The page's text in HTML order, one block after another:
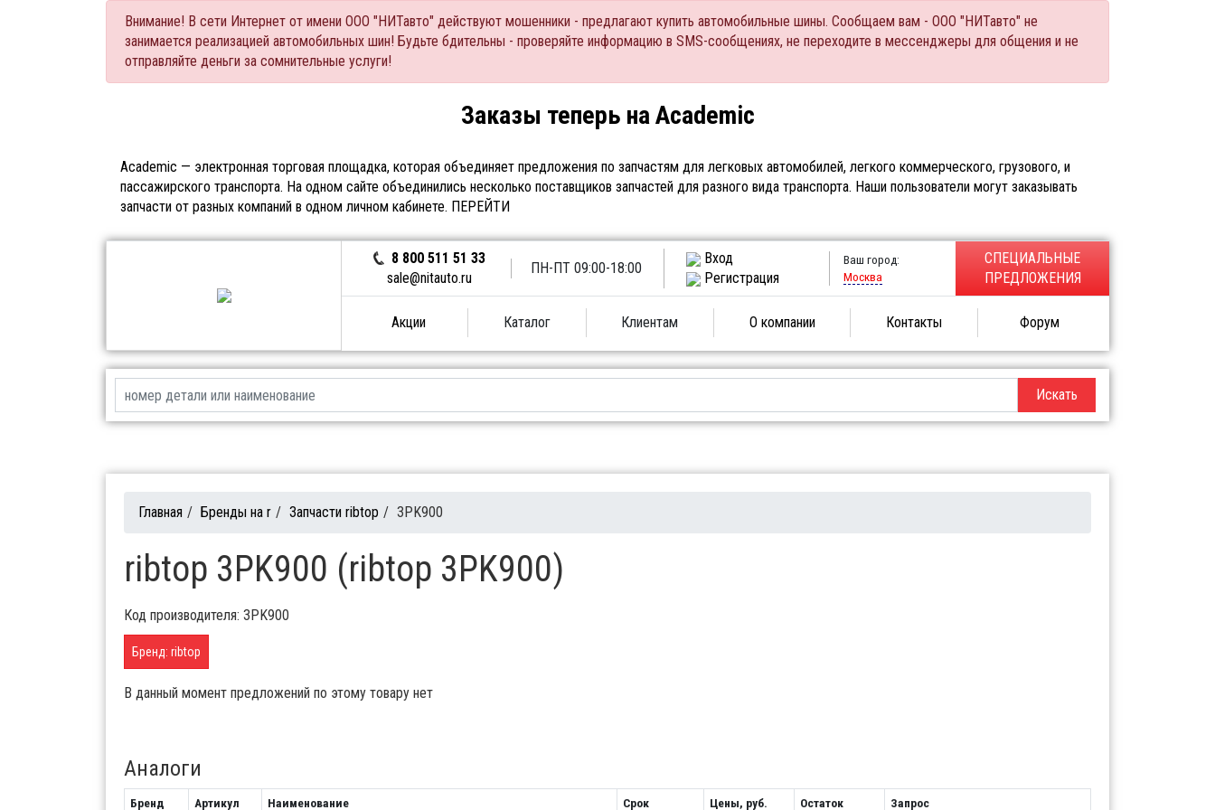
Внимание! В сети Интернет от имени ООО "НИТавто" действуют мошенники - предлагают купить автомобильные шины. Сообщаем вам - ООО "НИТавто" не
занимается реализацией автомобильных шин! Будьте бдительны - проверяйте информацию в SMS-сообщениях, не переходите в мессенджеры для общения и не
отправляйте деньги за сомнительные услуги!
Заказы теперь на Academic
Academic — электронная торговая площадка, которая объединяет предложения по запчастям для легковых автомобилей, легкого коммерческого, грузового, и
пассажирского транспорта. На одном сайте объединились несколько поставщиков запчастей для разного вида транспорта. Наши пользователи могут заказывать
запчасти от разных компаний в одном личном кабинете. ПЕРЕЙТИ
8 800 511 51 33
sale@nitauto.ru
ПН-ПТ 09:00-18:00
Вход
Регистрация
Ваш город:
Москва
СПЕЦИАЛЬНЫЕ
ПРЕДЛОЖЕНИЯ
Акции Каталог Клиентам О компании Контакты Форум
Искать
Главная / Бренды на r / Запчасти ribtop / 3PK900
ribtop 3PK900 (ribtop 3PK900)
Код производителя: 3PK900
Бренд: ribtop
В данный момент предложений по этому товару нет
Аналоги
Бренд Артикул Наименование Срок Цены, руб. Остаток Запрос